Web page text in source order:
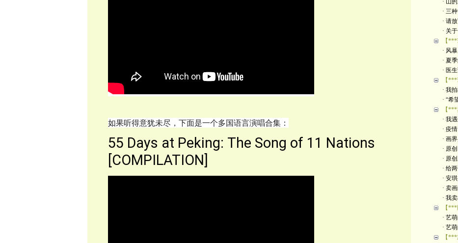
如果听得意犹未尽，下面是一个多国语言演唱合集：
55 Days at Peking: The Song of 11 Nations
[COMPILATION]
· 山
· 三
· 请
· 关
【
· 风
· 夏
· 医
【
· 我
· “希
【
· 我
· 疫
· 画
· 原
· 原
· 给
· 安
· 卖
· 我
【
· 艺
· 艺
【